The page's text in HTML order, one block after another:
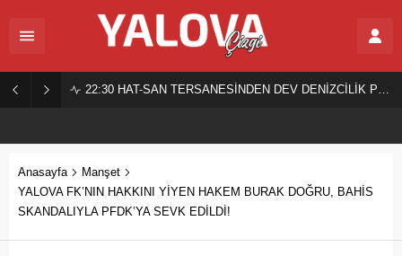
22:30 HAT-SAN TERSANESİNDEN DEV DENİZCİLİK PROJESİ!
Anasayfa
Manşet
YALOVA FK’NIN HAKKINI YİYEN HAKEM BURAK DOĞRU, BAHİS
SKANDALIYLA PFDK’YA SEVK EDİLDİ!